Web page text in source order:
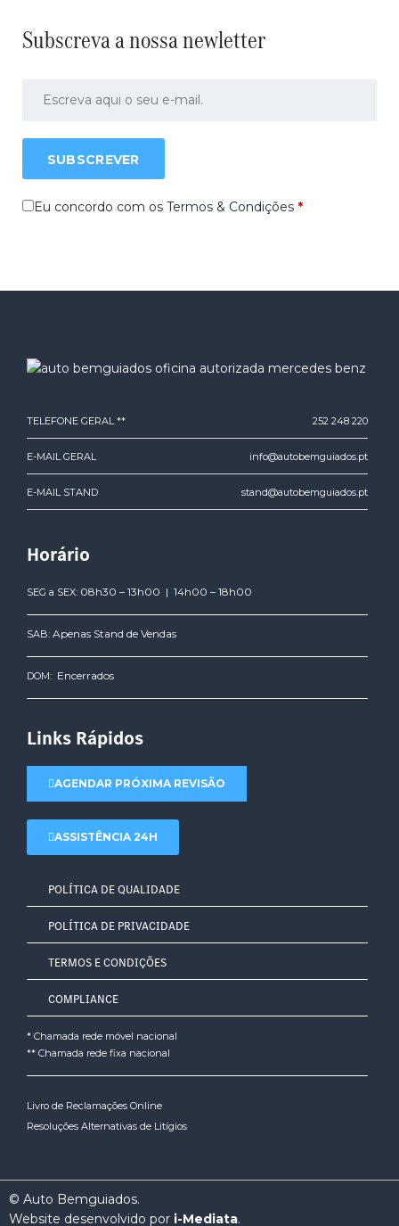
Subscreva a nossa newletter
SUBSCREVER
Eu concordo com os Termos & Condições *
TELEFONE GERAL ** 252 248 220
E-MAIL GERAL info@autobemguiados.pt
E-MAIL STAND stand@autobemguiados.pt
Horário
SEG a SEX: 08h30 – 13h00 | 14h00 – 18h00
SAB: Apenas Stand de Vendas
DOM: Encerrados
Links Rápidos
AGENDAR PRÓXIMA REVISÃO
ASSISTÊNCIA 24H
POLÍTICA DE QUALIDADE
POLÍTICA DE PRIVACIDADE
TERMOS E CONDIÇÕES
COMPLIANCE
* Chamada rede móvel nacional
** Chamada rede fixa nacional
Livro de Reclamações Online
Resoluções Alternativas de Litígios
© Auto Bemguiados.
Website desenvolvido por i-Mediata.